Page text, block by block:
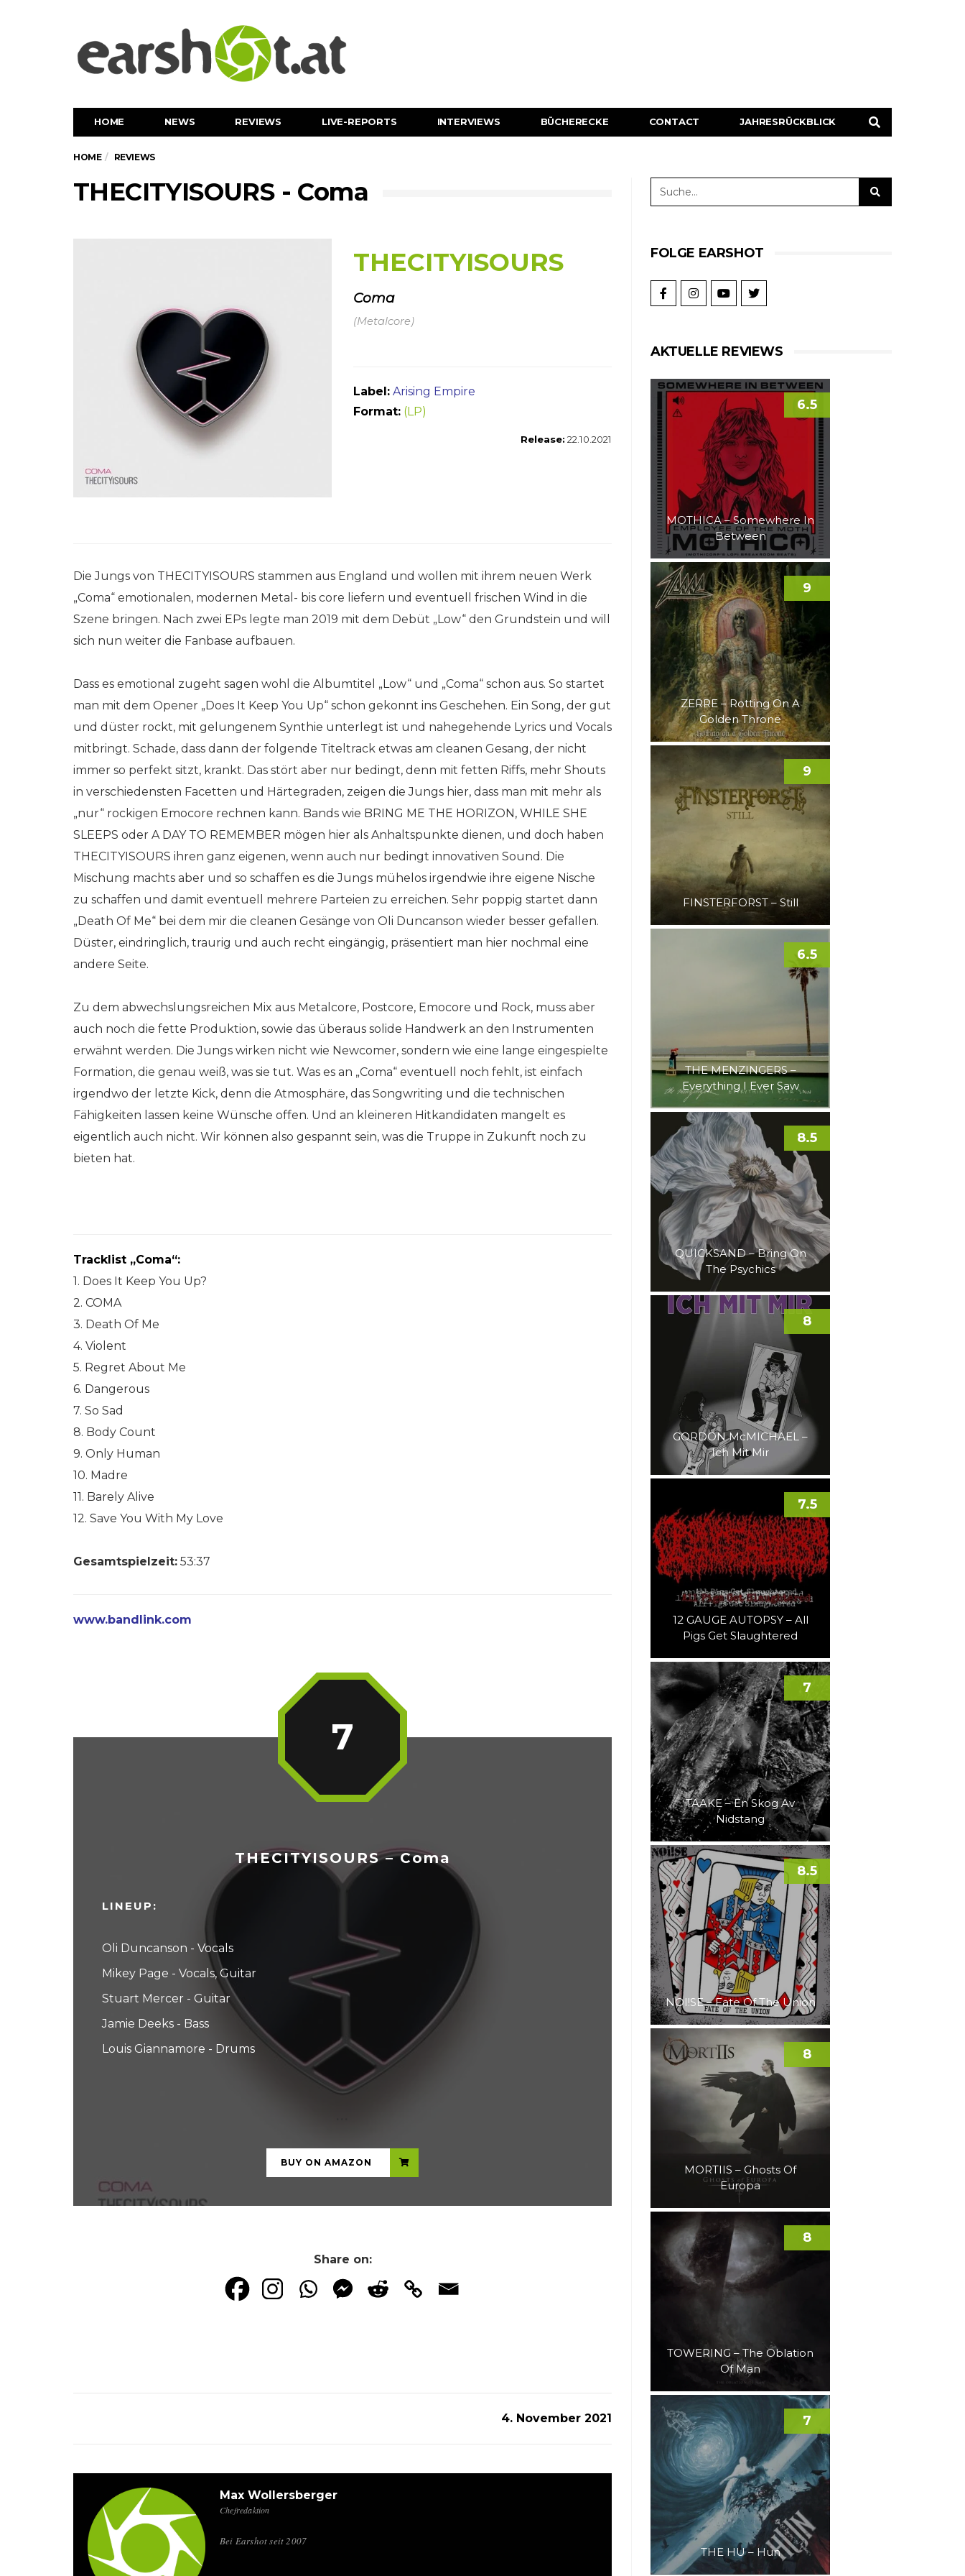
HOME NEWS REVIEWS LIVE-REPORTS INTERVIEWS BÜCHERECKE CONTACT JAHRESRÜCKBLICK
HOME REVIEWS
THECITYISOURS - Coma
THECITYISOURS
Coma
(Metalcore)
Label: Arising Empire
Format: (LP)
Release: 22.10.2021
Die Jungs von THECITYISOURS stammen aus England und wollen mit ihrem neuen Werk
„Coma“ emotionalen, modernen Metal- bis core liefern und eventuell frischen Wind in die
Szene bringen. Nach zwei EPs legte man 2019 mit dem Debüt „Low“ den Grundstein und will
sich nun weiter die Fanbase aufbauen.
Dass es emotional zugeht sagen wohl die Albumtitel „Low“ und „Coma“ schon aus. So startet
man mit dem Opener „Does It Keep You Up“ schon gekonnt ins Geschehen. Ein Song, der gut
und düster rockt, mit gelungenem Synthie unterlegt ist und nahegehende Lyrics und Vocals
mitbringt. Schade, dass dann der folgende Titeltrack etwas am cleanen Gesang, der nicht
immer so perfekt sitzt, krankt. Das stört aber nur bedingt, denn mit fetten Riffs, mehr Shouts
in verschiedensten Facetten und Härtegraden, zeigen die Jungs hier, dass man mit mehr als
„nur“ rockigen Emocore rechnen kann. Bands wie BRING ME THE HORIZON, WHILE SHE
SLEEPS oder A DAY TO REMEMBER mögen hier als Anhaltspunkte dienen, und doch haben
THECITYISOURS ihren ganz eigenen, wenn auch nur bedingt innovativen Sound. Die
Mischung machts aber und so schaffen es die Jungs mühelos irgendwie ihre eigene Nische
zu schaffen und damit eventuell mehrere Parteien zu erreichen. Sehr poppig startet dann
„Death Of Me“ bei dem mir die cleanen Gesänge von Oli Duncanson wieder besser gefallen.
Düster, eindringlich, traurig und auch recht eingängig, präsentiert man hier nochmal eine
andere Seite.
Zu dem abwechslungsreichen Mix aus Metalcore, Postcore, Emocore und Rock, muss aber
auch noch die fette Produktion, sowie das überaus solide Handwerk an den Instrumenten
erwähnt werden. Die Jungs wirken nicht wie Newcomer, sondern wie eine lange eingespielte
Formation, die genau weiß, was sie tut. Was es an „Coma“ eventuell noch fehlt, ist einfach
irgendwo der letzte Kick, denn die Atmosphäre, das Songwriting und die technischen
Fähigkeiten lassen keine Wünsche offen. Und an kleineren Hitkandidaten mangelt es
eigentlich auch nicht. Wir können also gespannt sein, was die Truppe in Zukunft noch zu
bieten hat.
Tracklist „Coma“:
1. Does It Keep You Up?
2. COMA
3. Death Of Me
4. Violent
5. Regret About Me
6. Dangerous
7. So Sad
8. Body Count
9. Only Human
10. Madre
11. Barely Alive
12. Save You With My Love
Gesamtspielzeit: 53:37
www.bandlink.com
THECITYISOURS – Coma
LINEUP:
Oli Duncanson - Vocals
Mikey Page - Vocals, Guitar
Stuart Mercer - Guitar
Jamie Deeks - Bass
Louis Giannamore - Drums
7
BUY ON AMAZON
Share on:
4. November 2021
Max Wollersberger
Chefredaktion
Bei Earshot seit 2007
FOLGE EARSHOT
AKTUELLE REVIEWS
MOTHICA – Somewhere In
Between
6.5
ZERRE – Rotting On A
Golden Throne
9
FINSTERFORST – Still
9
THE MENZINGERS –
Everything I Ever Saw
6.5
QUICKSAND – Bring On
The Psychics
8.5
GORDON McMICHAEL –
Ich Mit Mir
8
12 GAUGE AUTOPSY – All
Pigs Get Slaughtered
7.5
TAAKE – En Skog Av
Nidstang
7
NOI!SE – Fate Of The Union
8.5
MORTIIS – Ghosts Of
Europa
8
TOWERING – The Oblation
Of Man
8
THE HU – Hun
7